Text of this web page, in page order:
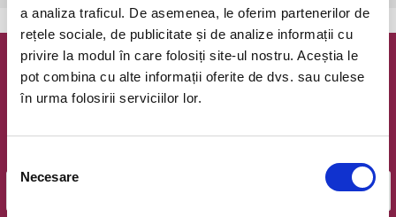
a analiza traficul. De asemenea, le oferim partenerilor de
rețele sociale, de publicitate și de analize informații cu
privire la modul în care folosiți site-ul nostru. Aceștia le
pot combina cu alte informații oferite de dvs. sau culese
în urma folosirii serviciilor lor.
consimțământului
Necesare
Newsletter @ Bilete.ro